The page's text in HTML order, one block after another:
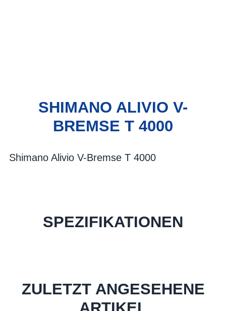
SHIMANO ALIVIO V-
BREMSE T 4000
Shimano Alivio V-Bremse T 4000
SPEZIFIKATIONEN
ZULETZT ANGESEHENE